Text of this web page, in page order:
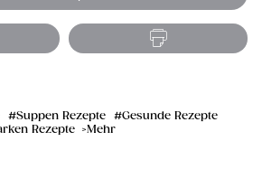
Suppen Rezepte
Gesunde Rezepte
Rezepte Mehr